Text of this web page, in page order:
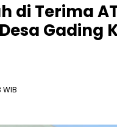
di Terima
Gading
WIB